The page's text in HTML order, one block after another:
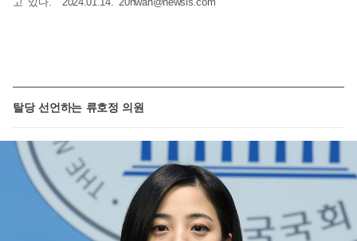
탈당 선언하는 류호정 의원